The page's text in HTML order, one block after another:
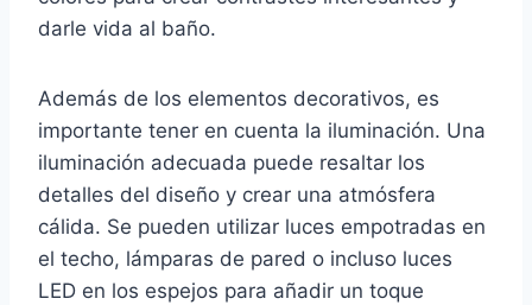
darle vida al baño.
Además de los elementos decorativos, es
importante tener en cuenta la iluminación. Una
iluminación adecuada puede resaltar los
detalles del diseño y crear una atmósfera
cálida. Se pueden utilizar luces empotradas en
el techo, lámparas de pared o incluso luces
LED en los espejos para añadir un toque